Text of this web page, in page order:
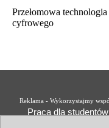
Przełomowa
cyfrowego
Reklama - Wykorzystajmy
Praca dla studentów